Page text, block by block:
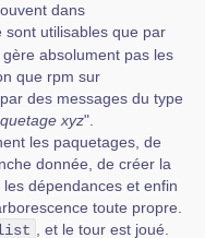
dans
sont utilisables que par
absolument pas les
que rpm sur
par des messages du type
xyz".
les paquetages, de
donnée, de créer la
dépendances et enfin
toute propre.
, et le tour est joué.